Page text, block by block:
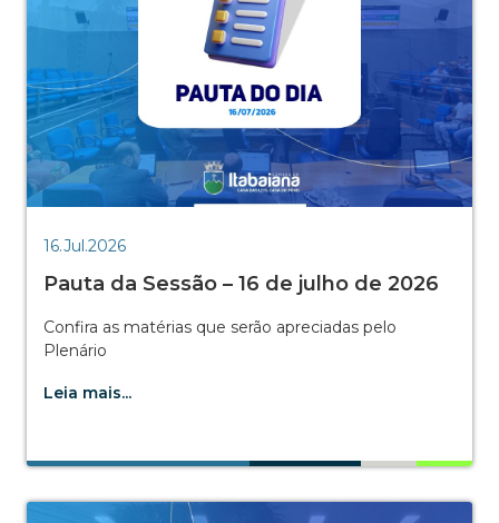
16.Jul.2026
Pauta da Sessão – 16 de julho de 2026
Confira as matérias que serão apreciadas pelo
Plenário
Leia mais...